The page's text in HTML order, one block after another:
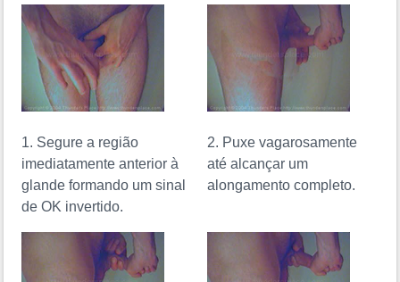
1. Segure a região
imediatamente anterior à
glande formando um sinal
de OK invertido.
2. Puxe vagarosamente
até alcançar um
alongamento completo.